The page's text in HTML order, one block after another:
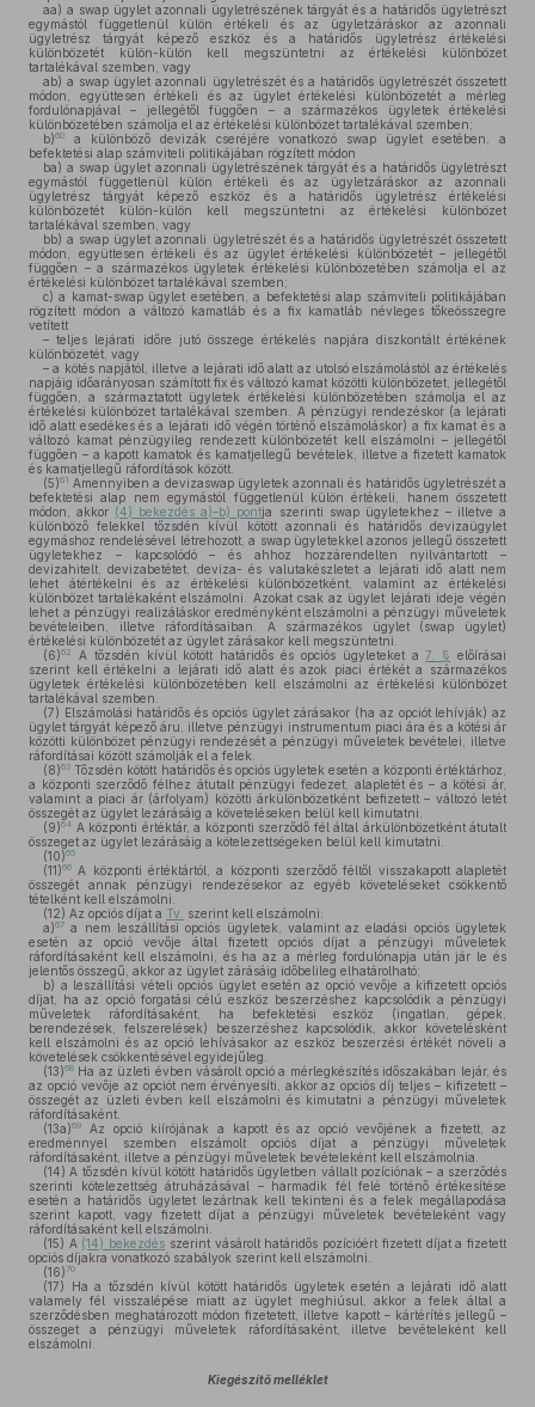
aa) a swap ügylet azonnali ügyletrészének tárgyát és a határidős ügyletrészt
egymástól függetlenül külön értékeli és az ügyletzáráskor az azonnali
ügyletrész tárgyát képező eszköz és a határidős ügyletrész értékelési
különbözetét külön-külön kell megszüntetni az értékelési különbözet
tartalékával szemben, vagy
ab) a swap ügylet azonnali ügyletrészét és a határidős ügyletrészét összetett
módon, együttesen értékeli és az ügylet értékelési különbözetét a mérleg
fordulónapjával – jellegétől függően – a származékos ügyletek értékelési
különbözetében számolja el az értékelési különbözet tartalékával szemben;
b)60
a különböző devizák cseréjére vonatkozó swap ügylet esetében, a
befektetési alap számviteli politikájában rögzített módon
ba) a swap ügylet azonnali ügyletrészének tárgyát és a határidős ügyletrészt
egymástól függetlenül külön értékeli és az ügyletzáráskor az azonnali
ügyletrész tárgyát képező eszköz és a határidős ügyletrész értékelési
különbözetét külön-külön kell megszüntetni az értékelési különbözet
tartalékával szemben, vagy
bb) a swap ügylet azonnali ügyletrészét és a határidős ügyletrészét összetett
módon, együttesen értékeli és az ügylet értékelési különbözetét – jellegétől
függően – a származékos ügyletek értékelési különbözetében számolja el az
értékelési különbözet tartalékával szemben;
c) a kamat-swap ügylet esetében, a befektetési alap számviteli politikájában
rögzített módon a változó kamatláb és a fix kamatláb névleges tőkeösszegre
vetített
– teljes lejárati időre jutó összege értékelés napjára diszkontált értékének
különbözetét, vagy
– a kötés napjától, illetve a lejárati idő alatt az utolsó elszámolástól az értékelés
napjáig időarányosan számított fix és változó kamat közötti különbözetet, jellegétől
függően, a származtatott ügyletek értékelési különbözetében számolja el az
értékelési különbözet tartalékával szemben. A pénzügyi rendezéskor (a lejárati
idő alatt esedékes és a lejárati idő végén történő elszámoláskor) a fix kamat és a
változó kamat pénzügyileg rendezett különbözetét kell elszámolni – jellegétől
függően – a kapott kamatok és kamatjellegű bevételek, illetve a fizetett kamatok
és kamatjellegű ráfordítások között.
(5)61 Amennyiben a devizaswap ügyletek azonnali és határidős ügyletrészét a
befektetési alap nem egymástól függetlenül külön értékeli, hanem összetett
módon, akkor (4) bekezdés a)–b) pontja szerinti swap ügyletekhez – illetve a
különböző felekkel tőzsdén kívül kötött azonnali és határidős devizaügylet
egymáshoz rendelésével létrehozott, a swap ügyletekkel azonos jellegű összetett
ügyletekhez – kapcsolódó – és ahhoz hozzárendelten nyilvántartott –
devizahitelt, devizabetétet, deviza- és valutakészletet a lejárati idő alatt nem
lehet átértékelni és az értékelési különbözetként, valamint az értékelési
különbözet tartalékaként elszámolni. Azokat csak az ügylet lejárati ideje végén
lehet a pénzügyi realizáláskor eredményként elszámolni a pénzügyi műveletek
bevételeiben, illetve ráfordításaiban. A származékos ügylet (swap ügylet)
értékelési különbözetét az ügylet zárásakor kell megszüntetni.
(6)62 A tőzsdén kívül kötött határidős és opciós ügyleteket a7. § előírásai
szerint kell értékelni a lejárati idő alatt és azok piaci értékét a származékos
ügyletek értékelési különbözetében kell elszámolni az értékelési különbözet
tartalékával szemben.
(7) Elszámolási határidős és opciós ügylet zárásakor (ha az opciót lehívják) az
ügylet tárgyát képező áru, illetve pénzügyi instrumentum piaci ára és a kötési ár
közötti különbözet pénzügyi rendezését a pénzügyi műveletek bevételei, illetve
ráfordításai között számolják el a felek.
(8)63 Tőzsdén kötött határidős és opciós ügyletek esetén a központi értéktárhoz,
a központi szerződő félhez átutalt pénzügyi fedezet, alapletét és – a kötési ár,
valamint a piaci ár (árfolyam) közötti árkülönbözetként befizetett – változó letét
összegét az ügylet lezárásáig a követeléseken belül kell kimutatni.
(9)64 A központi értéktár, a központi szerződő fél által árkülönbözetként átutalt
összeget az ügylet lezárásáig a kötelezettségeken belül kell kimutatni.
(10)65
(11)66 A központi értéktártól, a központi szerződő féltől visszakapott alapletét
összegét annak pénzügyi rendezésekor az egyéb követeléseket csökkentő
tételként kell elszámolni.
(12) Az opciós díjat a Tv.
szerint kell elszámolni:
a)67 a nem leszállítási opciós ügyletek, valamint az eladási opciós ügyletek
esetén az opció vevője által fizetett opciós díjat a pénzügyi műveletek
ráfordításaként kell elszámolni, és ha az a mérleg fordulónapja után jár le és
jelentős összegű, akkor az ügylet zárásáig időbelileg elhatárolható;
b) a leszállítási vételi opciós ügylet esetén az opció vevője a kifizetett opciós
díjat, ha az opció forgatási célú eszköz beszerzéshez kapcsolódik a pénzügyi
műveletek ráfordításaként, ha befektetési eszköz (ingatlan, gépek,
berendezések, felszerelések) beszerzéshez kapcsolódik, akkor követelésként
kell elszámolni és az opció lehívásakor az eszköz beszerzési értékét növeli a
követelések csökkentésével egyidejűleg.
(13)68 Ha az üzleti évben vásárolt opció a mérlegkészítés időszakában lejár, és
az opció vevője az opciót nem érvényesíti, akkor az opciós díj teljes – kifizetett –
összegét az üzleti évben kell elszámolni és kimutatni a pénzügyi műveletek
ráfordításaként.
(13a)69
Az opció kiírójának a kapott és az opció vevőjének a fizetett, az
eredménnyel szemben elszámolt opciós díjat a pénzügyi műveletek
ráfordításaként, illetve a pénzügyi műveletek bevételeként kell elszámolnia.
(14) A tőzsdén kívül kötött határidős ügyletben vállalt pozíciónak – a szerződés
szerinti kötelezettség átruházásával – harmadik fél felé történő értékesítése
esetén a határidős ügyletet lezártnak kell tekinteni és a felek megállapodása
szerint kapott, vagy fizetett díjat a pénzügyi műveletek bevételeként vagy
ráfordításaként kell elszámolni.
(15) A (14) bekezdés szerint vásárolt határidős pozícióért fizetett díjat a fizetett
opciós díjakra vonatkozó szabályok szerint kell elszámolni.
(16)70
(17) Ha a tőzsdén kívül kötött határidős ügyletek esetén a lejárati idő alatt
valamely fél visszalépése miatt az ügylet meghiúsul, akkor a felek által a
szerződésben meghatározott módon fizetetett, illetve kapott – kártérítés jellegű –
összeget a pénzügyi műveletek ráfordításaként, illetve bevételeként kell
elszámolni.
Kiegészítő melléklet